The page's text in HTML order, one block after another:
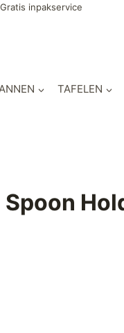
inpakservice
TAFELEN